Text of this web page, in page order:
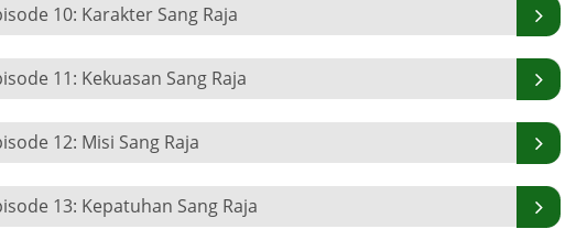
10: Karakter Sang Raja
11: Kekuasan Sang Raja
12: Misi Sang Raja
13: Kepatuhan Sang Raja